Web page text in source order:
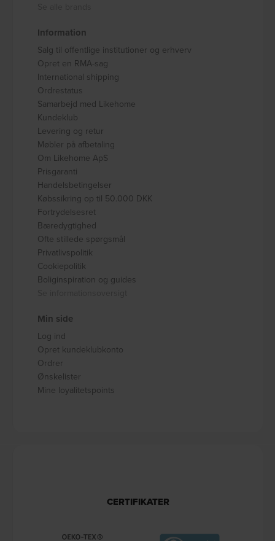
Information
Salg til offentlige institutioner og erhverv
Opret en RMA-sag
International shipping
Ordrestatus
Samarbejd med Likehome
Kundeklub
Levering og retur
Møbler på afbetaling
Om Likehome ApS
Prisgaranti
Handelsbetingelser
Købssikring op til 50.000 DKK
Fortrydelsesret
Bæredygtighed
Ofte stillede spørgsmål
Privatlivspolitik
Cookiepolitik
Boliginspiration og guides
Min side
Log ind
Opret kundeklubkonto
Ordrer
Ønskelister
Mine loyalitetspoints
CERTIFIKATER